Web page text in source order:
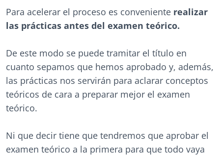
Para acelerar el proceso es conveniente realizar
las prácticas antes del examen teórico.
De este modo se puede tramitar el título en
cuanto sepamos que hemos aprobado y, además,
las prácticas nos servirán para aclarar conceptos
teóricos de cara a preparar mejor el examen
teórico.
Ni que decir tiene que tendremos que aprobar el
examen teórico a la primera para que todo vaya